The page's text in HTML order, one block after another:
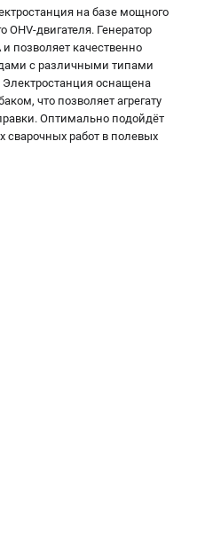
до 18:00
до 16:00
59-10-67
на базе мощного
OHV-двигателя. Генератор
позволяет качественно
с различными типами
оснащена
что позволяет агрегату
Оптимально подойдёт
сварочных работ в полевых